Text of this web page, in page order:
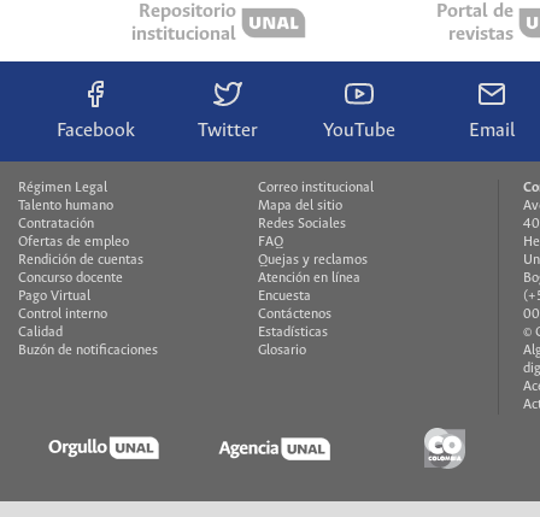
Repositorio
institucional
Portal de
revistas
Facebook Twitter YouTube Email
Régimen Legal
Talento humano
Contratación
Ofertas de empleo
Rendición de cuentas
Concurso docente
Pago Virtual
Control interno
Calidad
Buzón de notificaciones
Correo institucional
Mapa del sitio
Redes Sociales
FAQ
Quejas y reclamos
Atención en línea
Encuesta
Contáctenos
Estadísticas
Glosario
©